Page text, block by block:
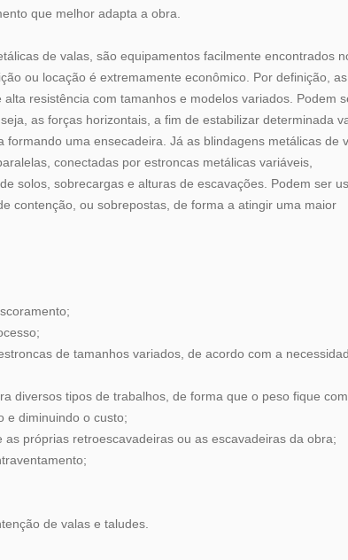
que melhor adapta a obra.
de valas, são equipamentos facilmente encontrados
ou locação é extremamente econômico. Por definição, as
resistência com tamanhos e modelos variados. Podem
as forças horizontais, a fim de estabilizar determinada
uma ensecadeira. Já as blindagens metálicas de
conectadas por estroncas metálicas variáveis,
solos, sobrecargas e alturas de escavações. Podem ser
contenção, ou sobrepostas, de forma a atingir uma maior
de tamanhos variados, de acordo com a
diversos tipos de trabalhos, de forma que o peso fique
e diminuindo o custo;
próprias retroescavadeiras ou as escavadeiras da obra;
de valas e taludes.